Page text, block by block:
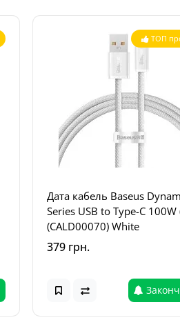
ТОП
Дата кабель Baseus
Series USB to Type-C 100W
(CALD00070) White
379 грн.